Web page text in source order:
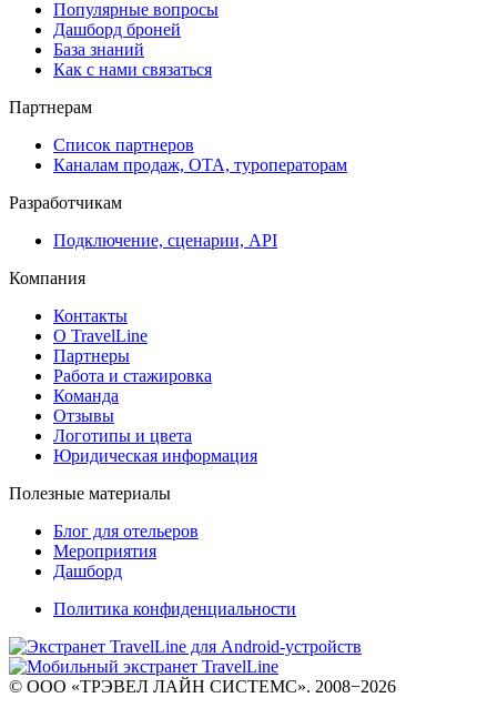
Популярные вопросы
Дашборд броней
База знаний
Как с нами связаться
Партнерам
Список партнеров
Каналам продаж, ОТА, туроператорам
Разработчикам
Подключение, сценарии, API
Компания
Контакты
О TravelLine
Партнеры
Работа и стажировка
Команда
Отзывы
Логотипы и цвета
Юридическая информация
Полезные материалы
Блог для отельеров
Мероприятия
Дашборд
Политика конфиденциальности
© ООО «ТРЭВЕЛ ЛАЙН СИСТЕМС». 2008−2026